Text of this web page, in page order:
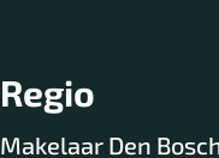
Regio
Makelaar Den